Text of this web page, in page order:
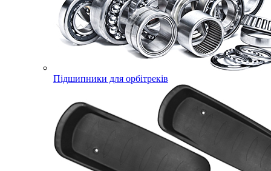
Підшипники для орбітреків